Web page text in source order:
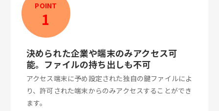
POINT
1
決められた企業や端末のみアクセス可
能。ファイルの持ち出しも不可
アクセス端末に予め設定された独自の鍵ファイルによ
り、許可された端末からのみアクセスすることができ
ます。